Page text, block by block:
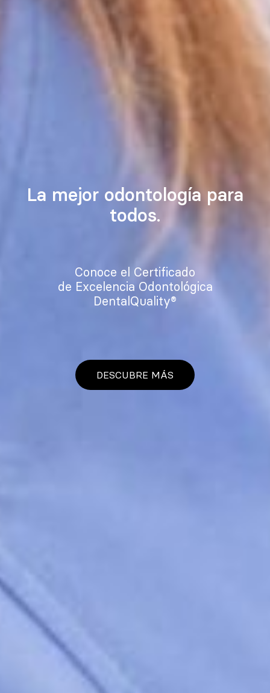
La mejor odontología para
todos.
Conoce el Certificado
de Excelencia Odontológica
DentalQuality®
DESCUBRE MÁS